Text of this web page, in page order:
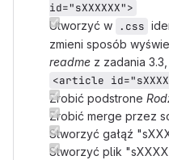
id="sXXXXXX">
Utworzyć w .css
zmieni sposób
readme z zadania
<article
Zrobić podstrone
Zrobić merge przez
Stworzyć gałąź
Stworzyć plik